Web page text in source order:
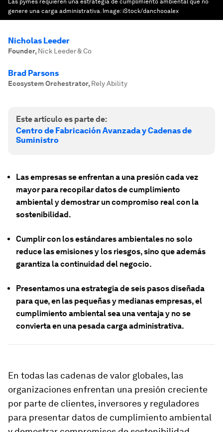
Las pymes requieren una estrategia de cumplimiento ambiental que no
genere una carga administrativa. Image: iStock/danchooalex
Nicholas Leeder
Founder, Nick Leeder & Co
Brad Parsons
Ecosystem Orchestrator, Rely Ability
Este artículo es parte de:
Centro de Fabricación Avanzada y Cadenas de
Suministro
Las empresas se enfrentan a una presión cada vez
mayor para recopilar datos de cumplimiento
ambiental y demostrar un compromiso real con la
sostenibilidad.
Cumplir con los estándares ambientales no solo
reduce las emisiones y los riesgos, sino que además
garantiza la continuidad del negocio.
Presentamos una estrategia de seis pasos diseñada
para que, en las pequeñas y medianas empresas, el
cumplimiento ambiental sea una ventaja y no se
convierta en una pesada carga administrativa.
En todas las cadenas de valor globales, las
organizaciones enfrentan una presión creciente
por parte de clientes, inversores y reguladores
para presentar datos de cumplimiento ambiental